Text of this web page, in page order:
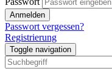
Anmelden
Passwort vergessen?
Registrierung
Toggle navigation